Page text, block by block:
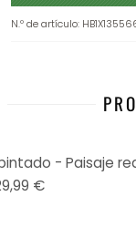
N.º de artículo:
€